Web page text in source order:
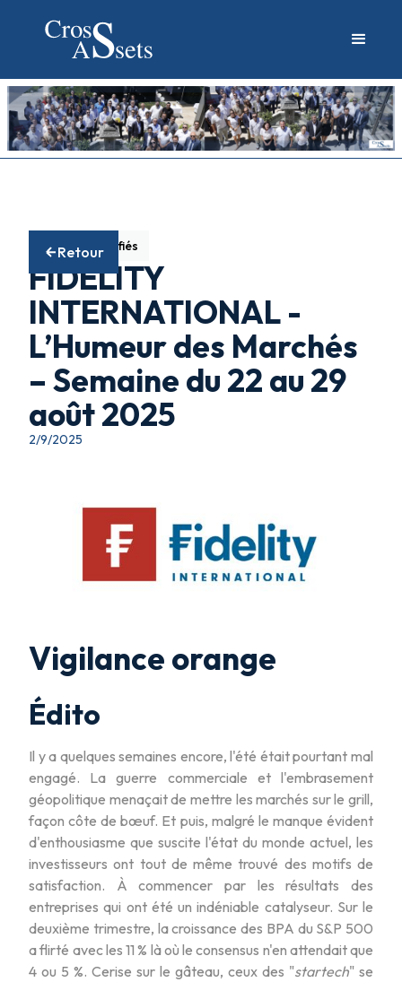
Retour
Fonds diversifiés
FIDELITY
INTERNATIONAL -
L’Humeur des Marchés
– Semaine du 22 au 29
août 2025
2/9/2025
Vigilance orange
Édito
Il y a quelques semaines encore, l'été était pourtant mal
engagé. La guerre commerciale et l'embrasement
géopolitique menaçait de mettre les marchés sur le grill,
façon côte de bœuf. Et puis, malgré le manque évident
d'enthousiasme que suscite l'état du monde actuel, les
investisseurs ont tout de même trouvé des motifs de
satisfaction. À commencer par les résultats des
entreprises qui ont été un indéniable catalyseur. Sur le
deuxième trimestre, la croissance des BPA du S&P 500
a flirté avec les 11 % là où le consensus n'en attendait que
4 ou 5 %. Cerise sur le gâteau, ceux des "startech" se